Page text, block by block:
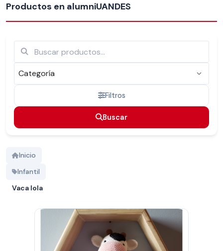
Productos en alumniUANDES
Filtros
Buscar
Inicio
Infantil
Vaca lola